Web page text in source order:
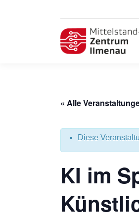
« Alle
Diese
KI im